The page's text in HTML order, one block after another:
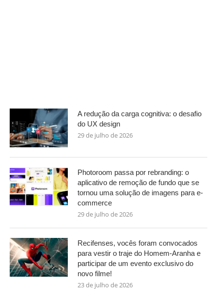
A redução da carga cognitiva: o desafio
do UX design
29 de julho de 2026
Photoroom passa por rebranding: o
aplicativo de remoção de fundo que se
tornou uma solução de imagens para e-
commerce
29 de julho de 2026
Recifenses, vocês foram convocados
para vestir o traje do Homem-Aranha e
participar de um evento exclusivo do
novo filme!
23 de julho de 2026